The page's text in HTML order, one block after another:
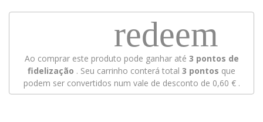
redeem
Ao comprar este produto pode ganhar até 3 pontos de
fidelização . Seu carrinho conterá total 3 pontos que
podem ser convertidos num vale de desconto de 0,60 €.